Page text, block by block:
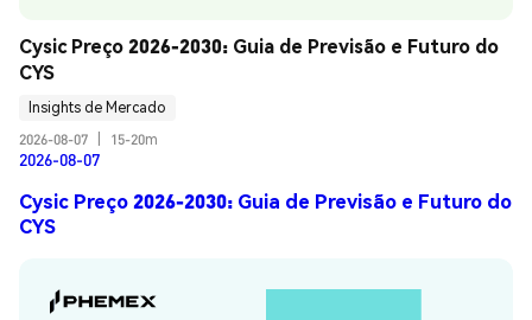
Cysic Preço 2026-2030: Guia de Previsão e Futuro do
CYS
Insights de Mercado
2026-08-07
15-20m
2026-08-07
Cysic Preço 2026-2030: Guia de Previsão e Futuro do
CYS